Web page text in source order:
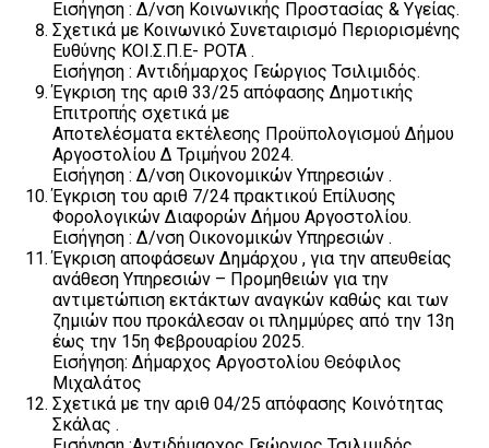
Εισήγηση : Δ/νση Κοινωνικής Προστασίας & Υγείας.
Σχετικά με Κοινωνικό Συνεταιρισμό Περιορισμένης
Ευθύνης ΚΟΙ.Σ.Π.Ε- ΡΟΤΑ .
Εισήγηση : Αντιδήμαρχος Γεώργιος Τσιλιμιδός.
Έγκριση της αριθ 33/25 απόφασης Δημοτικής
Επιτροπής σχετικά με
Αποτελέσματα εκτέλεσης Προϋπολογισμού Δήμου
Αργοστολίου Δ Τριμήνου 2024.
Εισήγηση : Δ/νση Οικονομικών Υπηρεσιών .
Έγκριση του αριθ 7/24 πρακτικού Επίλυσης
Φορολογικών Διαφορών Δήμου Αργοστολίου.
Εισήγηση : Δ/νση Οικονομικών Υπηρεσιών .
Έγκριση αποφάσεων Δημάρχου , για την απευθείας
ανάθεση Υπηρεσιών – Προμηθειών για την
αντιμετώπιση εκτάκτων αναγκών καθώς και των
ζημιών που προκάλεσαν οι πλημμύρες από την 13η
έως την 15η Φεβρουαρίου 2025.
Εισήγηση: Δήμαρχος Αργοστολίου Θεόφιλος
Μιχαλάτος
Σχετικά με την αριθ 04/25 απόφασης Κοινότητας
Σκάλας .